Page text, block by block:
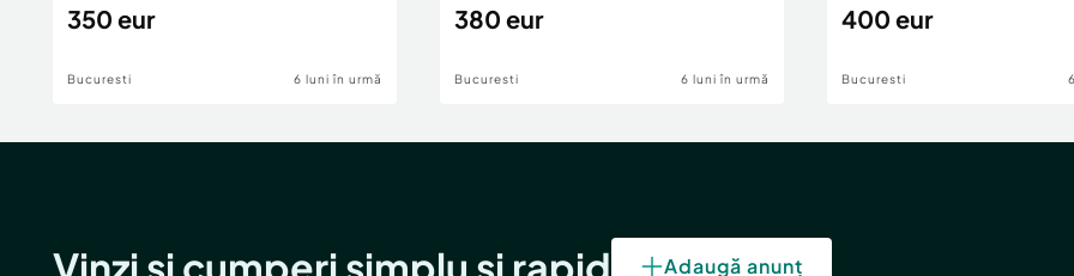
350 eur
Bucuresti 6 luni în urmă
380 eur
Bucuresti 6 luni în urmă
400 eur
Bucuresti
Vinzi și cumperi simplu și rapid Adaugă anunț